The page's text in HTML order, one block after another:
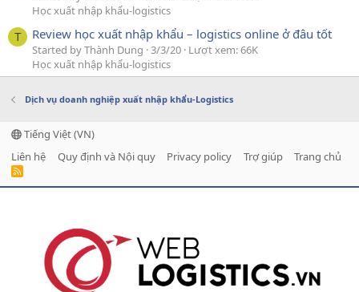
Học xuất nhập khẩu-logistics
T Review học xuất nhập khẩu – logistics online ở đâu tốt
Started by Thành Dung 3/3/20 Lượt xem: 66K
Học xuất nhập khẩu-logistics
Dịch vụ doanh nghiệp xuất nhập khẩu-Logistics
Tiếng Việt (VN)
Liên hệ
Quy định và Nội quy Privacy policy Trợ giúp Trang chủ
R